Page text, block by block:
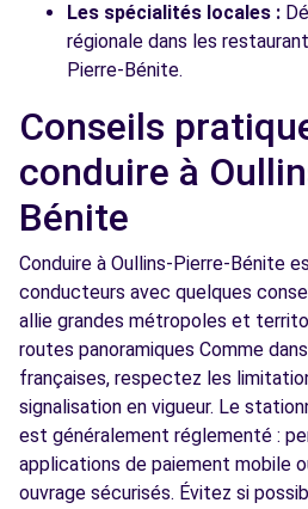
Les spécialités locales :
régionale dans les
Pierre-Bénite.
Conseils
conduire à
Bénite
Conduire à Oullins-Pierre-Bénite
conducteurs avec quelques
allie grandes métropoles et
routes panoramiques Comme
françaises, respectez les
signalisation en vigueur. Le
est généralement réglementé :
applications de paiement mobile
ouvrage sécurisés. Évitez si